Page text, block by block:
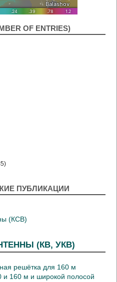
OF ENTRIES)
ПУБЛИКАЦИИ
(КСВ)
(КВ, УКВ)
решётка для 160 м
и 160 м и широкой полосой